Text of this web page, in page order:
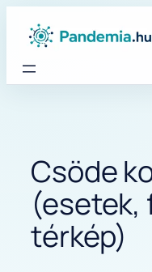
Csöde
(esetek,
térkép)